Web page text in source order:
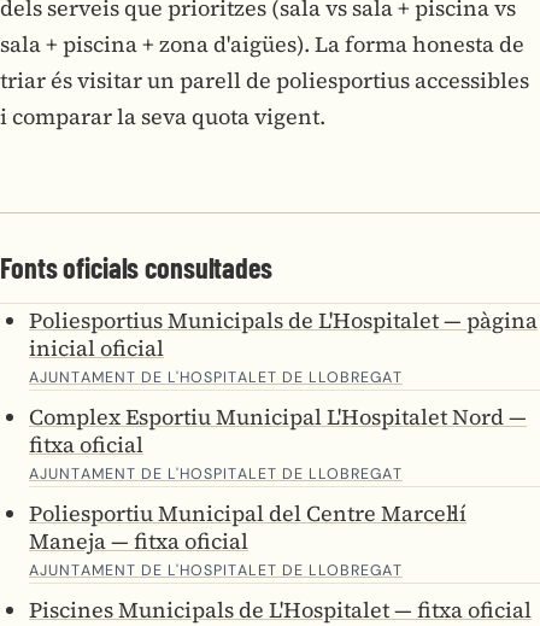
dels serveis que prioritzes (sala vs sala + piscina vs
sala + piscina + zona d'aigües). La forma honesta de
triar és visitar un parell de poliesportius accessibles
i comparar la seva quota vigent.
Fonts oficials consultades
Poliesportius Municipals de L'Hospitalet — pàgina
inicial oficial
AJUNTAMENT DE L'HOSPITALET DE LLOBREGAT
Complex Esportiu Municipal L'Hospitalet Nord —
fitxa oficial
AJUNTAMENT DE L'HOSPITALET DE LLOBREGAT
Poliesportiu Municipal del Centre Marcel·lí
Maneja — fitxa oficial
AJUNTAMENT DE L'HOSPITALET DE LLOBREGAT
Piscines Municipals de L'Hospitalet — fitxa oficial